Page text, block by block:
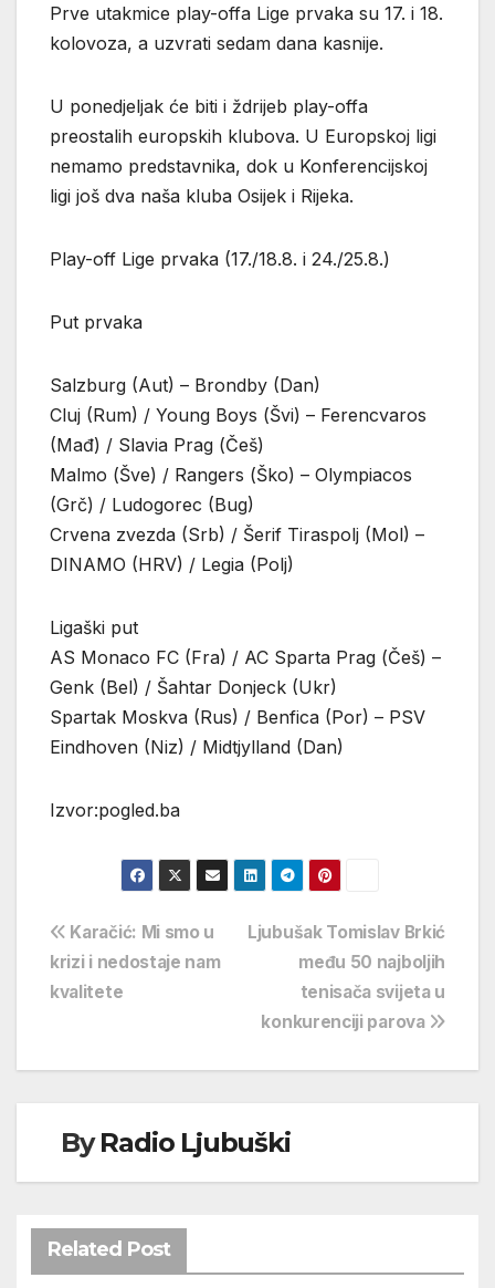
Prve utakmice play-offa Lige prvaka su 17. i 18.
kolovoza, a uzvrati sedam dana kasnije.
U ponedjeljak će biti i ždrijeb play-offa
preostalih europskih klubova. U Europskoj ligi
nemamo predstavnika, dok u Konferencijskoj
ligi još dva naša kluba Osijek i Rijeka.
Play-off Lige prvaka (17./18.8. i 24./25.8.)
Put prvaka
Salzburg (Aut) – Brondby (Dan)
Cluj (Rum) / Young Boys (Švi) – Ferencvaros
(Mađ) / Slavia Prag (Češ)
Malmo (Šve) / Rangers (Ško) – Olympiacos
(Grč) / Ludogorec (Bug)
Crvena zvezda (Srb) / Šerif Tiraspolj (Mol) –
DINAMO (HRV) / Legia (Polj)
Ligaški put
AS Monaco FC (Fra) / AC Sparta Prag (Češ) –
Genk (Bel) / Šahtar Donjeck (Ukr)
Spartak Moskva (Rus) / Benfica (Por) – PSV
Eindhoven (Niz) / Midtjylland (Dan)
Izvor:pogled.ba
Navigacija
objava
Ljubušak Tomislav Brkić
među 50 najboljih
tenisača svijeta u
konkurenciji parova
Karačić: Mi smo u
krizi i nedostaje nam
kvalitete
ByRadio Ljubuški
Related Post